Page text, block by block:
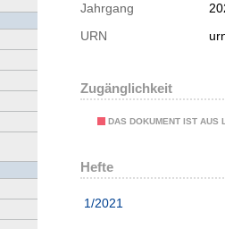
Jahrgang
URN
Zugänglichkeit
DAS DOKUMENT IST AUS
Hefte
1/2021